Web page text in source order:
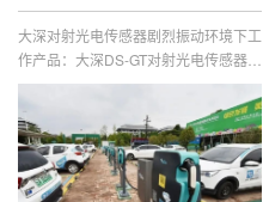
大深对射光电传感器剧烈振动环境下工
作产品：大深DS-GT对射光电传感器环
境：振动盘工作中的剧烈振动环境下结
论：大深IP67防护结构及专利保 ...